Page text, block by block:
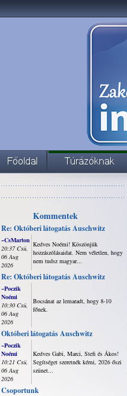
Kommentek
Re: Októberi látogatás Auschwitz
~CsMarton
20:37 Csü,
06 Aug
2026
Kedves Noémi! Köszönjük
hozzászólásaidat. Nem véletlen, hogy
nem tudsz magyar...
Re: Októberi látogatás Auschwitz
~Poczik
Noémi
10:30 Csü,
06 Aug
2026
Bocsánat az lemaradt, hogy 8-10
főnek.
Októberi látogatás Auschwitz
~Poczik
Noémi
10:21 Csü,
06 Aug
2026
Kedves Gabi, Marci, Stefi és Ákos!
Segítséget szeretnék kérni, 2026 őszi
szünet...
Csoportunk